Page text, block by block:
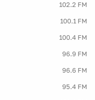
102.2 FM
100.1 FM
100.4 FM
96.9 FM
96.6 FM
95.4 FM